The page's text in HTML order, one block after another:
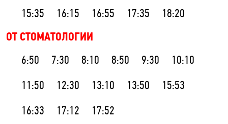
15:35
16:15 16:55 17:35 18:20
ОТ СТОМАТОЛОГИИ
6:50 7:30 8:10 8:50 9:30
10:10
11:50
12:30 13:10 13:50
15:53
16:33
17:12 17:52